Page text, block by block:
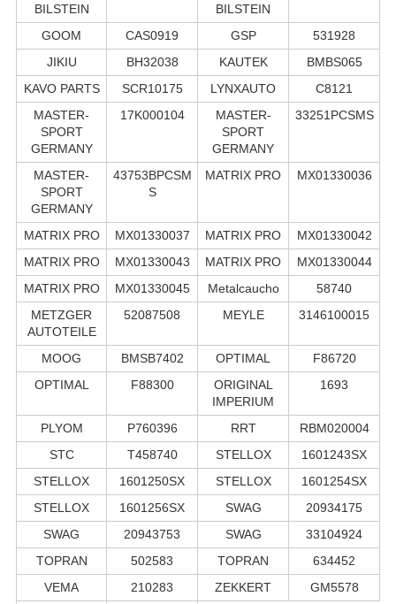
BILSTEIN
BILSTEIN
GOOM CAS0919 GSP
531928
JIKIU
BH32038 KAUTEK
BMBS065
KAVO PARTS
SCR10175 LYNXAUTO
C8121
MASTER-
SPORT
GERMANY
17K000104
MASTER-
SPORT
GERMANY
33251PCSMS
MASTER-
SPORT
GERMANY
43753BPCSM
S
MATRIX PRO MX01330036
MATRIX PRO MX01330037 MATRIX PRO
MX01330042
MATRIX PRO
MX01330043 MATRIX PRO
MX01330044
MATRIX PRO
MX01330045 Metalcaucho
58740
METZGER
AUTOTEILE
52087508 MEYLE 3146100015
MOOG BMSB7402 OPTIMAL
F86720
OPTIMAL
F88300
ORIGINAL
IMPERIUM
1693
PLYOM P760396 RRT
RBM020004
STC
T458740 STELLOX
1601243SX
STELLOX
1601250SX STELLOX
1601254SX
STELLOX
1601256SX SWAG
20934175
SWAG
20943753 SWAG
33104924
TOPRAN
502583 TOPRAN
634452
VEMA
210283 ZEKKERT
GM5578